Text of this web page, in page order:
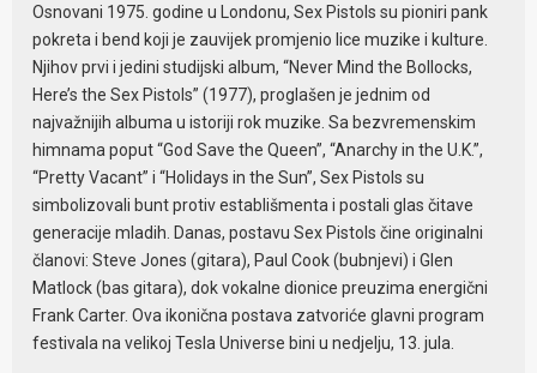
Osnovani 1975. godine u Londonu, Sex Pistols su pioniri pank
pokreta i bend koji je zauvijek promjenio lice muzike i kulture.
Njihov prvi i jedini studijski album, “Never Mind the Bollocks,
Here’s the Sex Pistols” (1977), proglašen je jednim od
najvažnijih albuma u istoriji rok muzike. Sa bezvremenskim
himnama poput “God Save the Queen”, “Anarchy in the U.K.”,
“Pretty Vacant” i “Holidays in the Sun”, Sex Pistols su
simbolizovali bunt protiv establišmenta i postali glas čitave
generacije mladih. Danas, postavu Sex Pistols čine originalni
članovi: Steve Jones (gitara), Paul Cook (bubnjevi) i Glen
Matlock (bas gitara), dok vokalne dionice preuzima energični
Frank Carter. Ova ikonična postava zatvoriće glavni program
festivala na velikoj Tesla Universe bini u nedjelju, 13. jula.